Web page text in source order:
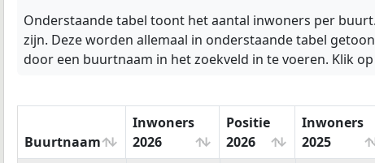
Onderstaande tabel toont het aantal inwoners per
zijn. Deze worden allemaal in onderstaande tabel
door een buurtnaam in het zoekveld in te voeren. Klik
Buurtnaam
Inwoners
2026
Positie
2026
Inwoners
2025